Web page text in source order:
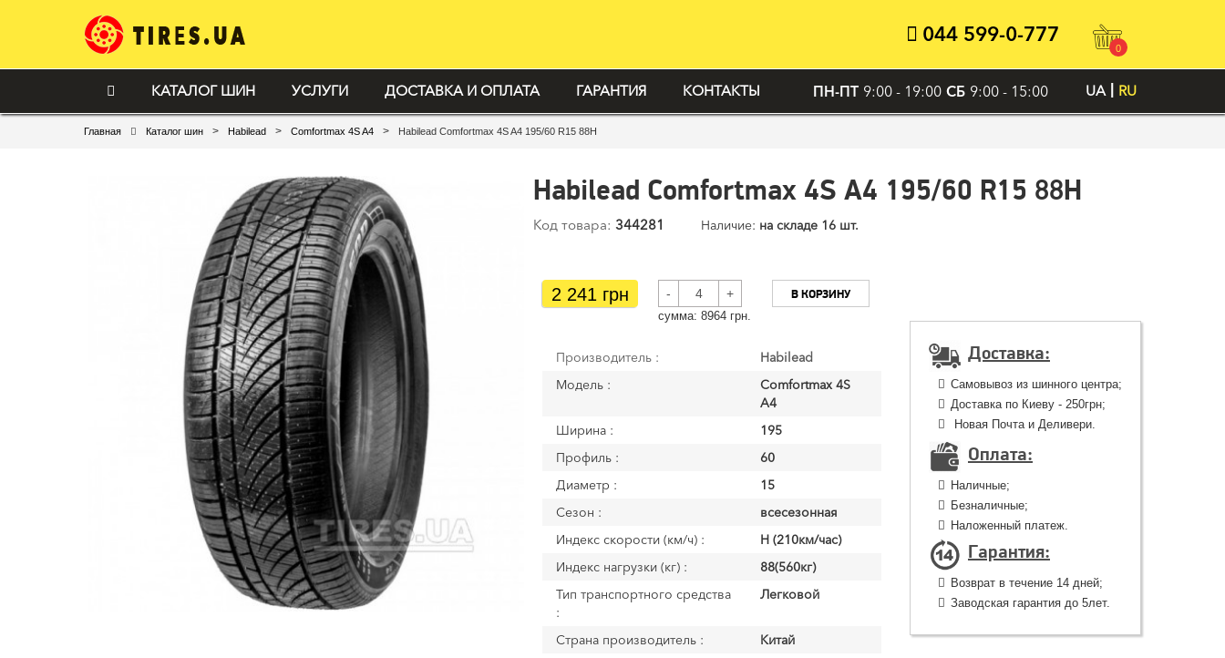
044 599-0-777
0
КАТАЛОГ ШИН УСЛУГИ ДОСТАВКА И ОПЛАТА ГАРАНТИЯ КОНТАКТЫ ПН-ПТ 9:00 - 19:00 СБ 9:00 - 15:00 RU
UA
Главная Каталог шин > Habilead > Comfortmax 4S A4 > Habilead Comfortmax 4S A4 195/60 R15 88H
Habilead Comfortmax 4S A4 195/60 R15 88H
Код товара: 344281 Наличие: на складе 16 шт.
2 241 грн - +
cумма:8964 грн.
В КОРЗИНУ
Производитель :
Habilead
Модель :
Comfortmax 4S
A4
Ширина :
195
Профиль :
60
Диаметр :
15
Сезон :
всесезонная
Индекс скорости (км/ч) :
H (210км/час)
Индекс нагрузки (кг) :
88(560кг)
Тип транспортного средства
:
Легковой
Страна производитель :
Китай
Доставка:
Самовывоз из шинного центра;
Доставка по Киеву - 250грн;
Новая Почта и Деливери.
Оплата:
Наличные;
Безналичные;
Наложенный платеж.
Гарантия:
Возврат в течение 14 дней;
Заводская гарантия до 5лет.